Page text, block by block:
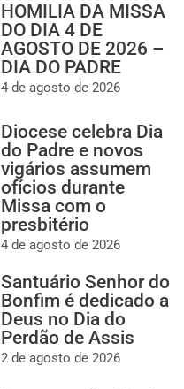
HOMILIA DA MISSA
DO DIA 4 DE
AGOSTO DE 2026 –
DIA DO PADRE
4 de agosto de 2026
Diocese celebra Dia
do Padre e novos
vigários assumem
ofícios durante
Missa com o
presbitério
4 de agosto de 2026
Santuário Senhor do
Bonfim é dedicado a
Deus no Dia do
Perdão de Assis
2 de agosto de 2026